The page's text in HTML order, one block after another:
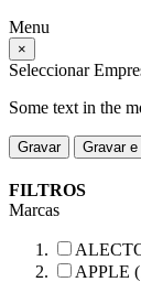
Menu
×
Seleccionar
Some text in the
Gravar Gravar
FILTROS
Marcas
APPLE